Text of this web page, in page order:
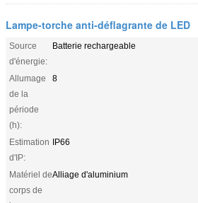
Lampe-torche anti-déflagrante de LED
Source
d'énergie:
Batterie rechargeable
Allumage
de la
période
(h):
8
Estimation
d'IP:
IP66
Matériel de
corps de
Alliage d'aluminium